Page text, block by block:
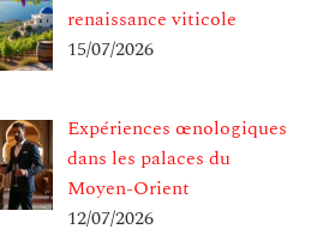
renaissance viticole
15/07/2026
Expériences œnologiques
dans les palaces du
Moyen-Orient
12/07/2026